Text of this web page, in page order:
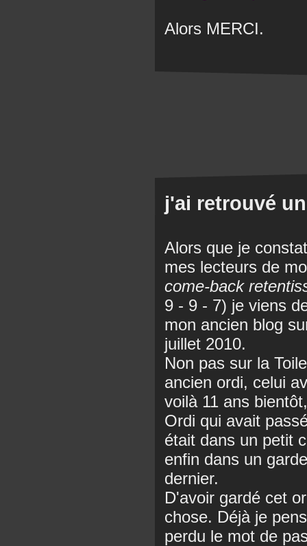
Alors MERCI.
j'ai retrouvé
Alors que je
mes lecteurs de
come-back
9 - 9 - 7) je viens
mon ancien blog
juillet 2010.
Non pas sur la
ancien ordi, celui
voilà 11 ans
Ordi qui avait
était dans un petit
enfin dans un
dernier.
D'avoir gardé cet
chose. Déjà je
perdu le mot de